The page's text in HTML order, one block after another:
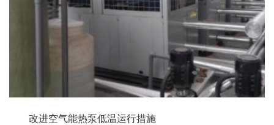
改进空气能热泵低温运行措施